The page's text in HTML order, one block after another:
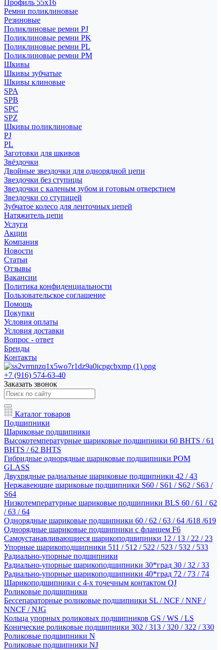
Профиль 55x16
Ремни поликлиновые
Резиновые
Поликлиновые ремни PJ
Поликлиновые ремни PK
Поликлиновые ремни PL
Поликлиновые ремни PM
Шкивы
Шкивы зубчатые
Шкивы клиновые
SPA
SPB
SPC
SPZ
Шкивы поликлиновые
PJ
PL
Заготовки для шкивов
Звёздочки
Двойные звездочки для однорядной цепи
Звездочки без ступицы
Звездочки с каленым зубом и готовым отверстием
Звездочки со ступицей
Зубчатое колесо для ленточных цепей
Натяжитель цепи
Услуги
Акции
Компания
Новости
Статьи
Отзывы
Вакансии
Политика конфиденциальности
Пользовательское соглашение
Помощь
Покупки
Условия оплаты
Условия доставки
Вопрос - ответ
Бренды
Контакты
+7 (916) 574-63-40
Заказать звонок
Каталог товаров
Подшипники
Шариковые подшипники
Высокотемпературные шариковые подшипники 60 BHTS / 61
BHTS / 62 BHTS
Гибридные однорядные шариковые подшипники POM
GLASS
Двухрядные радиальные шариковые подшипники 42 / 43
Нержавеющие шариковые подшипники S60 / S61 / S62 / S63 /
S64
Низкотемпературные шариковые подшипники BLS 60 / 61 / 62
/ 63 / 64
Однорядные шариковые подшипники 60 / 62 / 63 / 64 /618 /619
Однорядные шариковые подшипники с фланцем F6
Самоустанавливающиеся шарикоподшипники 12 / 13 / 22 / 23
Упорные шарикоподшипники 511 / 512 / 522 / 523 / 532 / 533
Радиально-упорные подшипники
Радиально-упорные шарикоподшипники 30*град 30 / 32 / 33
Радиально-упорные шарикоподшипники 40*град 72 / 73 / 74
Шарикоподшипники с 4-х точечным контактом QJ
Роликовые подшипники
Бессепараторные роликовые подшипники SL / NCF / NNF /
NNCF / NJG
Кольца упорных роликовых подшипников GS / WS / LS
Конические роликовые подшипники 302 / 313 / 320 / 322 / 330
Роликовые подшипники N
Роликовые подшипники NJ